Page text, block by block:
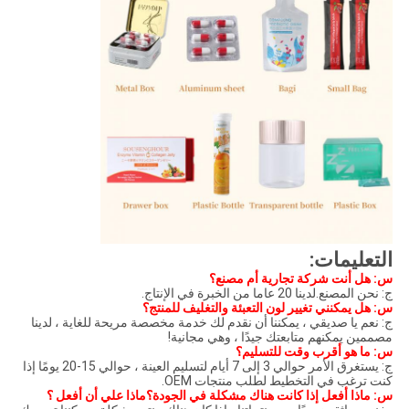
التعليمات:
س: هل أنت شركة تجارية أم مصنع؟
ج: نحن المصنع.لدينا 20 عاما من الخبرة في الإنتاج.
س: هل يمكنني تغيير لون التعبئة والتغليف للمنتج؟
ج: نعم يا صديقي ، يمكننا أن نقدم لك خدمة مخصصة مريحة للغاية ، لدينا
مصممين يمكنهم متابعتك جيدًا ، وهي مجانية!
س: ما هو أقرب وقت للتسليم؟
ج: يستغرق الأمر حوالي 3 إلى 7 أيام لتسليم العينة ، حوالي 15-20 يومًا إذا
كنت ترغب في التخطيط لطلب منتجات OEM.
س: ماذا أفعل إذا كانت هناك مشكلة في الجودة؟ماذا علي أن أفعل ؟